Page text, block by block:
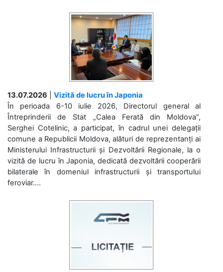
13.07.2026
Vizită de lucru în Japonia
În perioada 6-10 iulie 2026, Directorul general al
Întreprinderii de Stat „Calea Ferată din Moldova”,
Serghei Cotelinic, a participat, în cadrul unei delegații
comune a Republicii Moldova, alături de reprezentanți ai
Ministerului Infrastructurii și Dezvoltării Regionale, la o
vizită de lucru în Japonia, dedicată dezvoltării cooperării
bilaterale în domeniul infrastructurii și transportului
feroviar....